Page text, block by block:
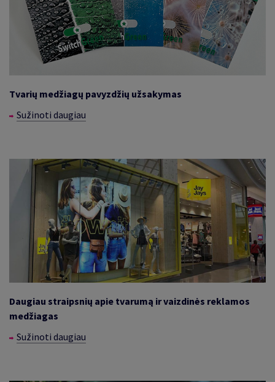
Tvarių medžiagų pavyzdžių užsakymas
Sužinoti daugiau
Daugiau straipsnių apie tvarumą ir vaizdinės reklamos
medžiagas
Sužinoti daugiau